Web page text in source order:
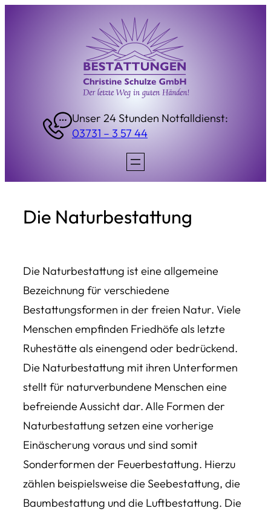
Unser 24 Stunden Notfalldienst:
03731 – 3 57 44
Die Naturbestattung
Die Naturbestattung ist eine allgemeine
Bezeichnung für verschiedene
Bestattungsformen in der freien Natur. Viele
Menschen empfinden Friedhöfe als letzte
Ruhestätte als einengend oder bedrückend.
Die Naturbestattung mit ihren Unterformen
stellt für naturverbundene Menschen eine
befreiende Aussicht dar. Alle Formen der
Naturbestattung setzen eine vorherige
Einäscherung voraus und sind somit
Sonderformen der Feuerbestattung. Hierzu
zählen beispielsweise die Seebestattung, die
Baumbestattung und die Luftbestattung. Die